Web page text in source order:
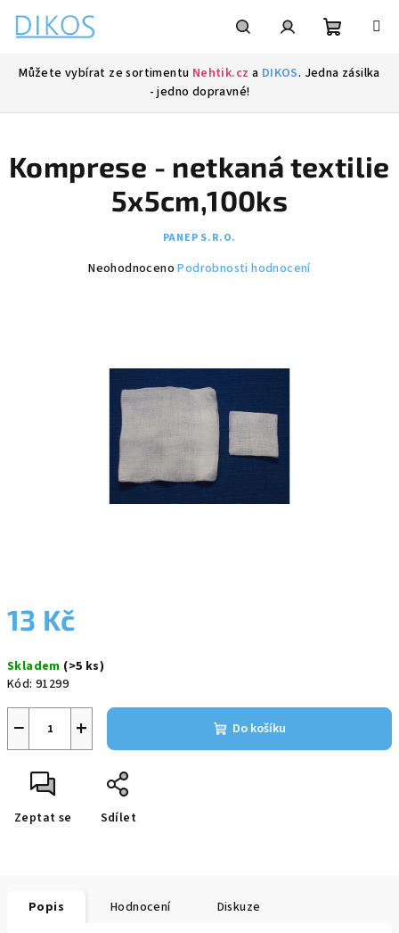
obsah
Můžete vybírat ze sortimentu Nehtik.cz a DIKOS. Jedna zásilka
- jedno dopravné!
13 Kč
cena:
Skladem (>5 ks)
Kód: 91299
+
− Do košíku
Zeptat se Sdílet
Komprese - netkaná textilie
5x5cm,100ks
PANEP S.R.O.
Průměrné
hvězdiček.
Neohodnoceno Podrobnosti hodnocení
Popis Hodnocení Diskuze